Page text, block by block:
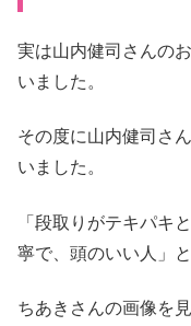
実は山内健司さんの
いました。
その度に山内健司さ
いました。
「段取りがテキパキ
寧で、頭のいい人」
ちあきさんの画像を